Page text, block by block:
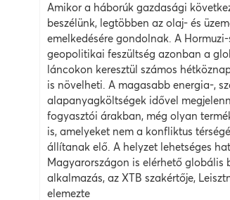
Amikor a háborúk gazdasági
beszélünk, legtöbben az olaj- és
emelkedésére gondolnak. A
geopolitikai feszültség azonban a
láncokon keresztül számos
is növelheti. A magasabb energia-,
alapanyagköltségek idővel
fogyasztói árakban, még olyan
is, amelyeket nem a konfliktus
állítanak elő. A helyzet lehetséges
Magyarországon is elérhető globális
alkalmazás, az XTB szakértője,
elemezte